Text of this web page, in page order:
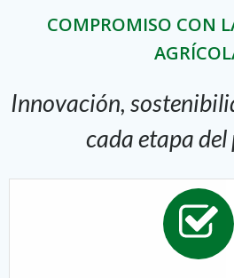
COMPROMISO CON
Innovación,
cada etapa del